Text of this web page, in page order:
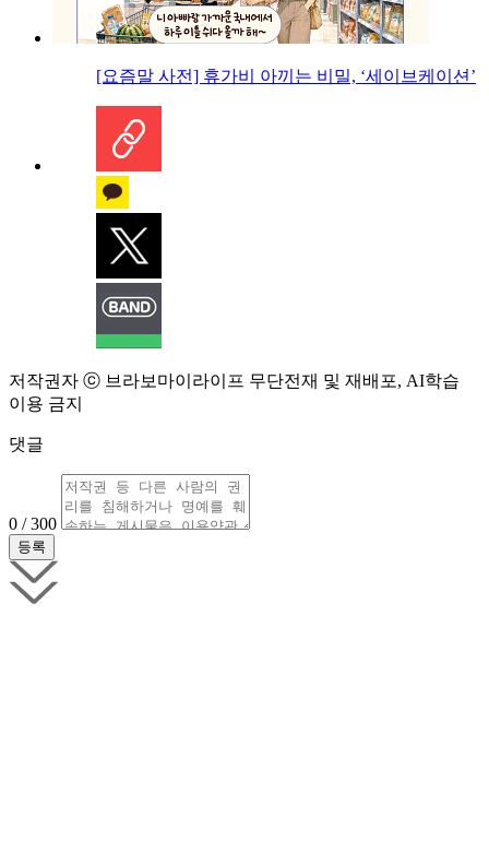
[요즘말 사전] 휴가비 아끼는 비밀, ‘세이브케이션’
저작권자 ⓒ 브라보마이라이프 무단전재 및 재배포, AI학습
이용 금지
댓글
0 / 300